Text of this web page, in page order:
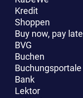
Kredit
Shoppen
Buy now, pay
BVG
Buchen
Buchungsportale
Bank
Lektor